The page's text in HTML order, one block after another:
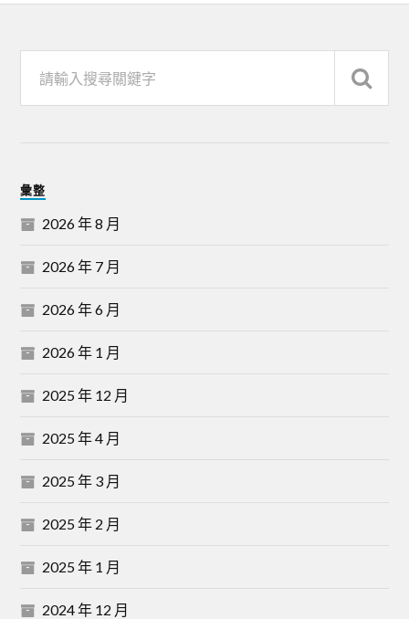
彙整
2026 年 8 月
2026 年 7 月
2026 年 6 月
2026 年 1 月
2025 年 12 月
2025 年 4 月
2025 年 3 月
2025 年 2 月
2025 年 1 月
2024 年 12 月